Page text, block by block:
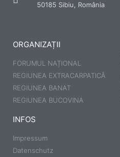
50185 Sibiu, România
ORGANIZAȚII
FORUMUL NAȚIONAL
REGIUNEA EXTRACARPATICĂ
REGIUNEA BANAT
REGIUNEA BUCOVINA
INFOS
Impressum
Datenschutz